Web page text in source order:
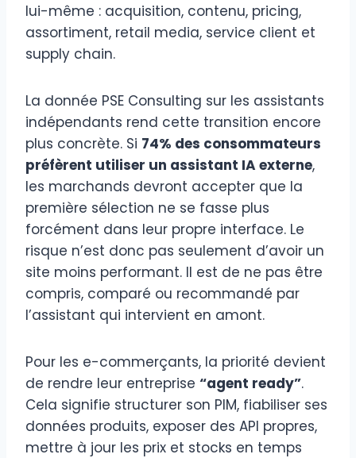
lui-même : acquisition, contenu, pricing,
assortiment, retail media, service client et
supply chain.
La donnée PSE Consulting sur les assistants
indépendants rend cette transition encore
plus concrète. Si 74% des consommateurs
préfèrent utiliser un assistant IA externe,
les marchands devront accepter que la
première sélection ne se fasse plus
forcément dans leur propre interface. Le
risque n’est donc pas seulement d’avoir un
site moins performant. Il est de ne pas être
compris, comparé ou recommandé par
l’assistant qui intervient en amont.
Pour les e-commerçants, la priorité devient
de rendre leur entreprise “agent ready”.
Cela signifie structurer son PIM, fiabiliser ses
données produits, exposer des API propres,
mettre à jour les prix et stocks en temps